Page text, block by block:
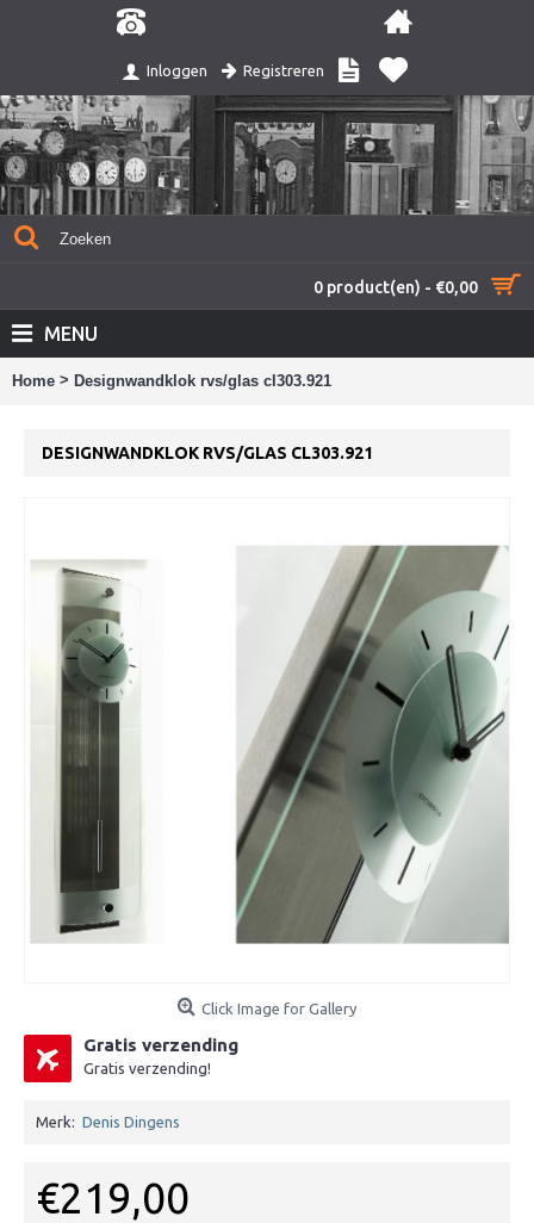
Inloggen Registreren
0 product(en) - €0,00
MENU
Home > Designwandklok rvs/glas cl303.921
DESIGNWANDKLOK RVS/GLAS CL303.921
Click Image for Gallery
Gratis verzending
Gratis verzending!
Merk: Denis Dingens
€219,00